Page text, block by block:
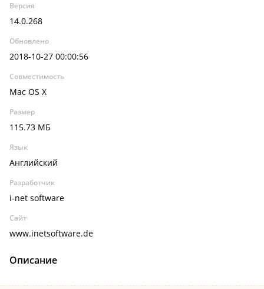
Версия
14.0.268
Обновлено
2018-10-27 00:00:56
Совместимость
Mac OS X
Размер
115.73 МБ
Язык
Английский
Разработчик
i-net software
Сайт
www.inetsoftware.de
Описание